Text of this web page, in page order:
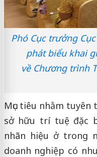
Phó Cục trưởng
phát biểu khai
về Chương trình
Mục tiêu nhằm
sở hữu trí tuệ đặc
nhãn hiệu ở trong
doanh nghiệp có